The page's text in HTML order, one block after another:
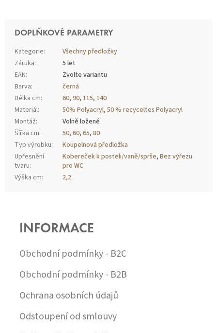
DOPLŇKOVÉ PARAMETRY
Kategorie:
Všechny předložky
Záruka:
5 let
EAN:
Zvolte variantu
Barva:
černá
Délka cm: 60, 90, 115, 140
Materiál:
50% Polyacryl, 50 % recyceltes Polyacryl
Montáž:
Volně ložené
Šířka cm: 50, 60, 65, 80
Typ výrobku:
Koupelnová předložka
Upřesnění
tvaru:
Kobereček k posteli/vaně/sprše, Bez výřezu
pro WC
Výška cm:
2,2
INFORMACE
Obchodní podmínky - B2C
Obchodní podmínky - B2B
Ochrana osobních údajů
Odstoupení od smlouvy